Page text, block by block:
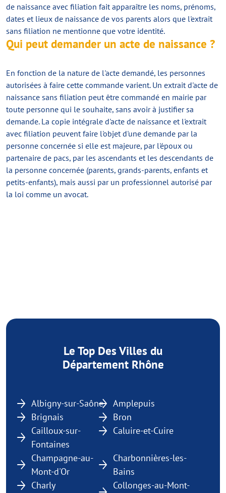
de naissance avec filiation fait apparaître les noms, prénoms,
dates et lieux de naissance de vos parents alors que l'extrait
sans filiation ne mentionne que votre identité.
Qui peut demander un acte de naissance ?
En fonction de la nature de l'acte demandé, les personnes
autorisées à faire cette commande varient. Un extrait d'acte de
naissance sans filiation peut être commandé en mairie par
toute personne qui le souhaite, sans avoir à justifier sa
demande. La copie intégrale d'acte de naissance et l'extrait
avec filiation peuvent faire l'objet d'une demande par la
personne concernée si elle est majeure, par l'époux ou
partenaire de pacs, par les ascendants et les descendants de
la personne concernée (parents, grands-parents, enfants et
petits-enfants), mais aussi par un professionnel autorisé par
la loi comme un avocat.
Le Top Des Villes du
Département Rhône
Albigny-sur-Saône
Amplepuis
Brignais
Bron
Cailloux-sur-
Fontaines
Caluire-et-Cuire
Champagne-au-
Mont-d'Or
Charbonnières-les-
Bains
Charly
Collonges-au-Mont-